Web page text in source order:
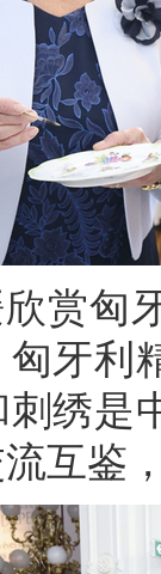
赏匈
牙利
绣是
互鉴